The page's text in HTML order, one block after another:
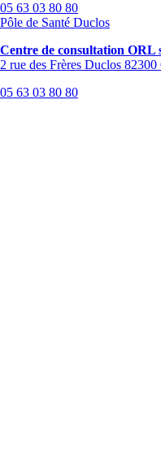
05 63 03 80 80
Pôle de Santé Duclos
Centre de consultation ORL
2 rue des Frères Duclos 82300
05 63 03 80 80